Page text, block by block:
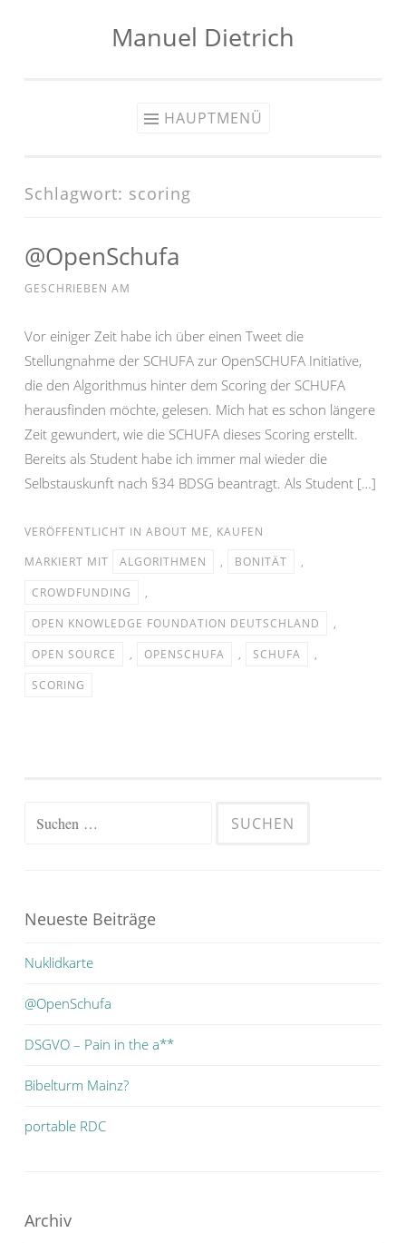
Manuel Dietrich
HAUPTMENÜ
Schlagwort: scoring
@OpenSchufa
GESCHRIEBEN AM
Vor einiger Zeit habe ich über einen Tweet die
Stellungnahme der SCHUFA zur OpenSCHUFA Initiative,
die den Algorithmus hinter dem Scoring der SCHUFA
herausfinden möchte, gelesen. Mich hat es schon längere
Zeit gewundert, wie die SCHUFA dieses Scoring erstellt.
Bereits als Student habe ich immer mal wieder die
Selbstauskunft nach §34 BDSG beantragt. Als Student […]
VERÖFFENTLICHT IN ABOUT ME, KAUFEN
MARKIERT MIT
ALGORITHMEN , BONITÄT
,
CROWDFUNDING
,
OPEN KNOWLEDGE FOUNDATION DEUTSCHLAND
,
OPEN SOURCE
, OPENSCHUFA , SCHUFA
,
SCORING
Suchen
Neueste Beiträge
Nuklidkarte
@OpenSchufa
DSGVO – Pain in the a**
Bibelturm Mainz?
portable RDC
Archiv